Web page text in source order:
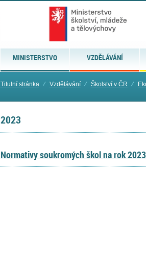
MINISTERSTVO VZDĚLÁVÁNÍ
Titulní stránka ⁄ Vzdělávání ⁄ Školství v ČR ⁄
2023
Normativy soukromých škol na rok 2023